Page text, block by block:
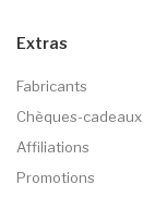
Extras
Fabricants
Chèques-cadeaux
Affiliations
Promotions